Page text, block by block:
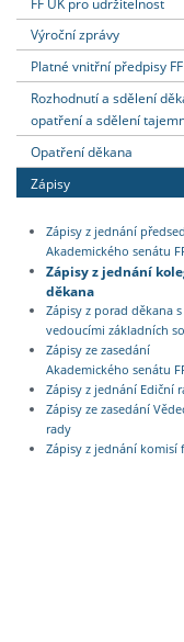
Výroční zprávy
Platné vnitřní předpisy
Rozhodnutí a sdělení
opatření a sdělení
Opatření děkana
Zápisy
Zápisy z jednání
Akademického senátu
Zápisy z jednání
děkana
Zápisy z porad děkana s
vedoucími základních
Zápisy ze zasedání
Akademického senátu
Zápisy z jednání Ediční
Zápisy ze zasedání
rady
Zápisy z jednání komisí